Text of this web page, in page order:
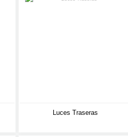
Luces Traseras